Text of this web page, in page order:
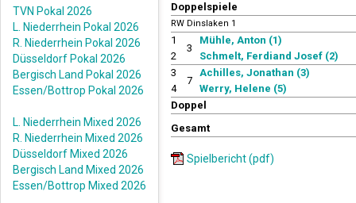
TVN Pokal 2026
L. Niederrhein Pokal 2026
R. Niederrhein Pokal 2026
Düsseldorf Pokal 2026
Bergisch Land Pokal 2026
Essen/Bottrop Pokal 2026
L. Niederrhein Mixed 2026
R. Niederrhein Mixed 2026
Düsseldorf Mixed 2026
Bergisch Land Mixed 2026
Essen/Bottrop Mixed 2026
Doppelspiele
RW Dinslaken 1
1
2
3
Mühle, Anton (1)
Schmelt, Ferdiand Josef (2)
3
4
7
Achilles, Jonathan (3)
Werry, Helene (5)
Doppel
Gesamt
Spielbericht (pdf)